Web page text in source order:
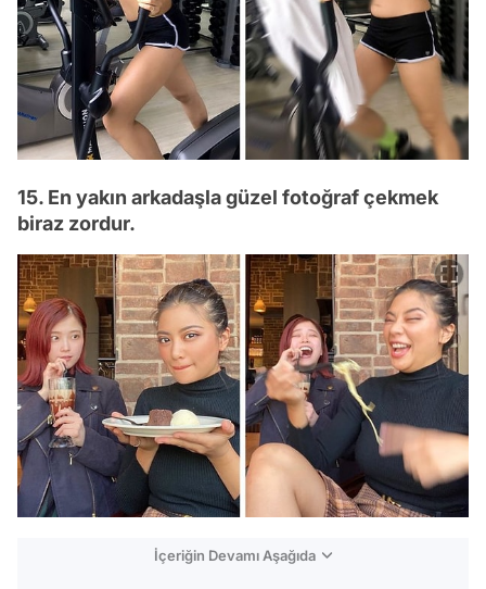
15. En yakın arkadaşla güzel fotoğraf çekmek
biraz zordur.
İçeriğin Devamı Aşağıda